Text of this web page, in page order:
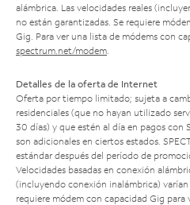
alámbrica. Las velocidades reales
no están garantizadas. Se requiere
Gig. Para ver una lista de módems con
spectrum.net/modem
Detalles de la oferta de Internet
Oferta por tiempo limitado; sujeta a
residenciales (que no hayan utilizado
30 días) y que estén al día en pagos con
son adicionales en ciertos estados.
estándar después del período de
Velocidades basadas en conexión
(incluyendo conexión inalámbrica)
requiere módem con capacidad Gig